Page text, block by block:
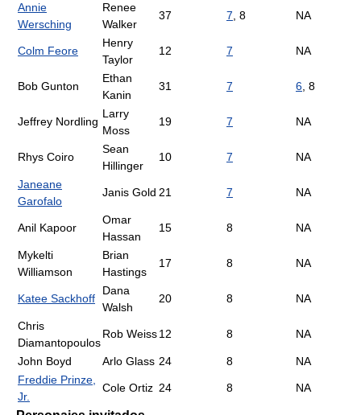
Annie
Wersching
Renee
Walker
37 7, 8 NA
Colm Feore
Henry
Taylor
12 7 NA
Bob Gunton
Ethan
Kanin
31 7 6, 8
Jeffrey Nordling
Larry
Moss
19 7 NA
Rhys Coiro
Sean
Hillinger
10 7 NA
Janeane
Garofalo
Janis Gold 21 7 NA
Anil Kapoor
Omar
Hassan
15 8 NA
Mykelti
Williamson
Brian
Hastings
17 8 NA
Katee Sackhoff
Dana
Walsh
20 8 NA
Chris
Diamantopoulos
Rob Weiss12 8 NA
John Boyd Arlo Glass 24 8
NA
Freddie Prinze,
Jr.
Cole Ortiz 24 8 NA